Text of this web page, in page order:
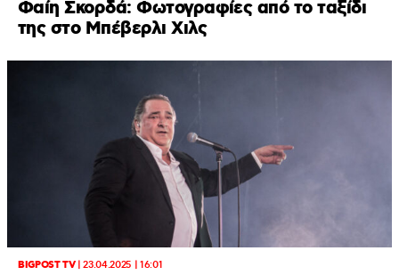
Φαίη Σκορδά: Φωτογραφίες από το ταξίδι
της στο Μπέβερλι Χιλς
BIGPOST TV|23.04.2025 | 16:01